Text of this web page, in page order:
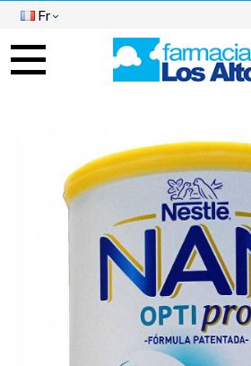
Fr
Basculer